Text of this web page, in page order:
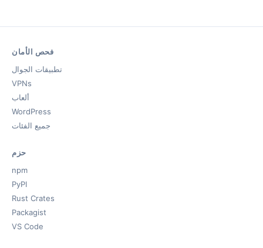
فحص الأمان
تطبيقات الجوال
VPNs
ألعاب
WordPress
جميع الفئات
حزم
npm
PyPI
Rust Crates
Packagist
VS Code